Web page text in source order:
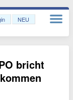
NEU
bricht